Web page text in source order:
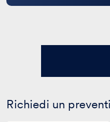
Richiedi un